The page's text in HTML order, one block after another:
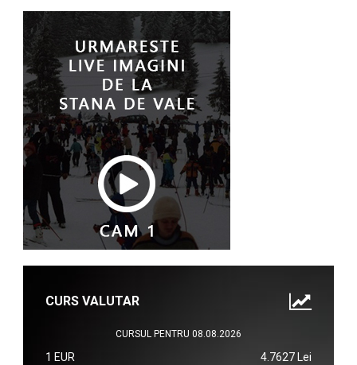
CURS VALUTAR
CURSUL PENTRU 08.08.2026
1 EUR
4.7627 Lei